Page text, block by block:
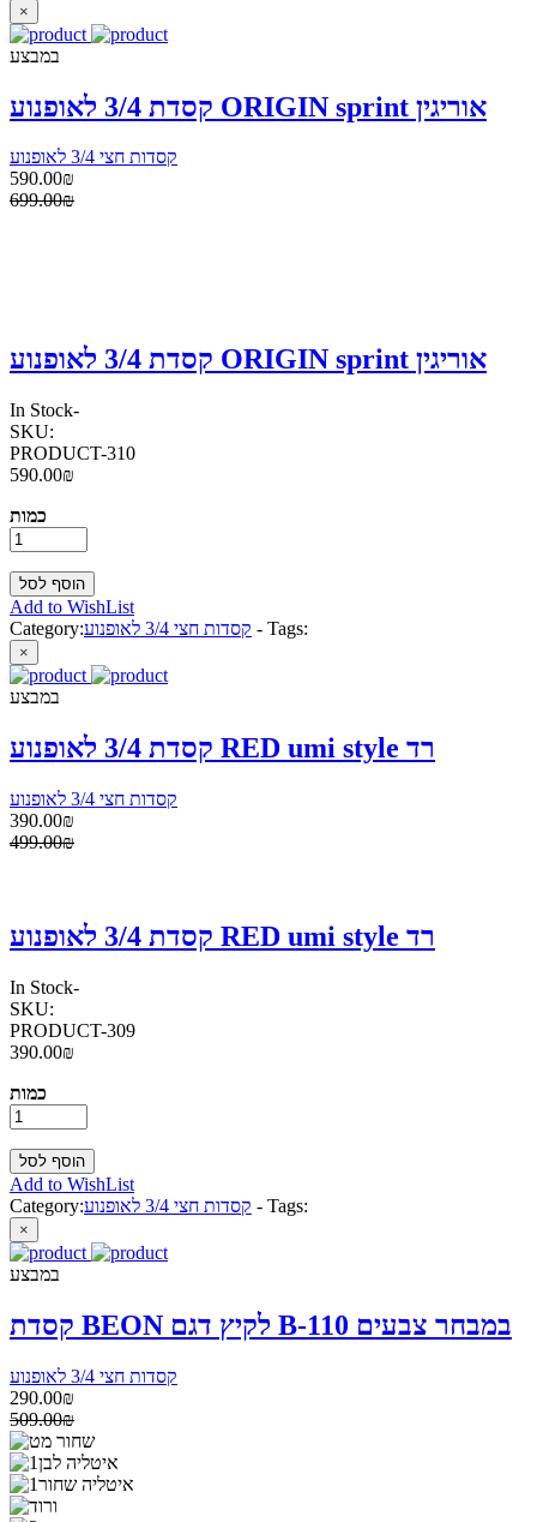
×
במבצע
קסדת 3/4 לאופנוע ORIGIN sprint אוריגין
קסדות חצי 3/4 לאופנוע
590.00₪
699.00₪
קסדת 3/4 לאופנוע ORIGIN sprint אוריגין
In Stock-
SKU:
PRODUCT-310
590.00₪
כמות
Add to WishList
Category:
קסדות חצי 3/4 לאופנוע - Tags:
×
במבצע
קסדת 3/4 לאופנוע RED umi style רד
קסדות חצי 3/4 לאופנוע
390.00₪
499.00₪
קסדת 3/4 לאופנוע RED umi style רד
In Stock-
SKU:
PRODUCT-309
390.00₪
כמות
Add to WishList
Category:
קסדות חצי 3/4 לאופנוע - Tags:
×
במבצע
קסדת BEON לקיץ דגם B-110 במבחר צבעים
קסדות חצי 3/4 לאופנוע
290.00₪
509.00₪